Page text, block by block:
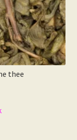
thee